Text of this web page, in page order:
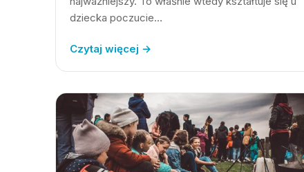
dziecka poczucie…
Czytaj więcej →